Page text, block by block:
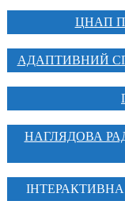
ЦНАП
АДАПТИВНИЙ
НАГЛЯДОВА